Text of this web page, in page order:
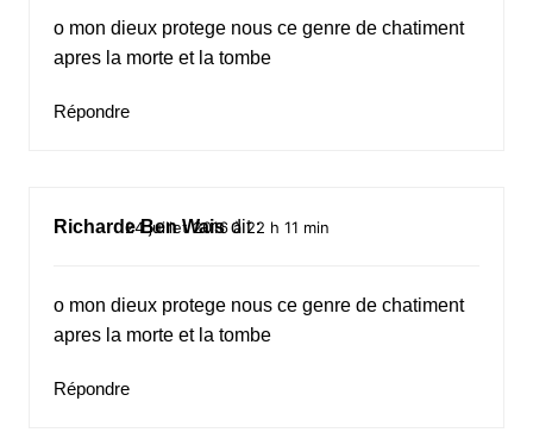
o mon dieux protege nous ce genre de chatiment
apres la morte et la tombe
Répondre
Richarde Ben Wais dit :
24 juillet 2016 à 22 h 11 min
o mon dieux protege nous ce genre de chatiment
apres la morte et la tombe
Répondre